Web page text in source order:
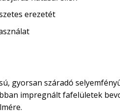
erezetét
gyorsan száradó
impregnált fafelületek